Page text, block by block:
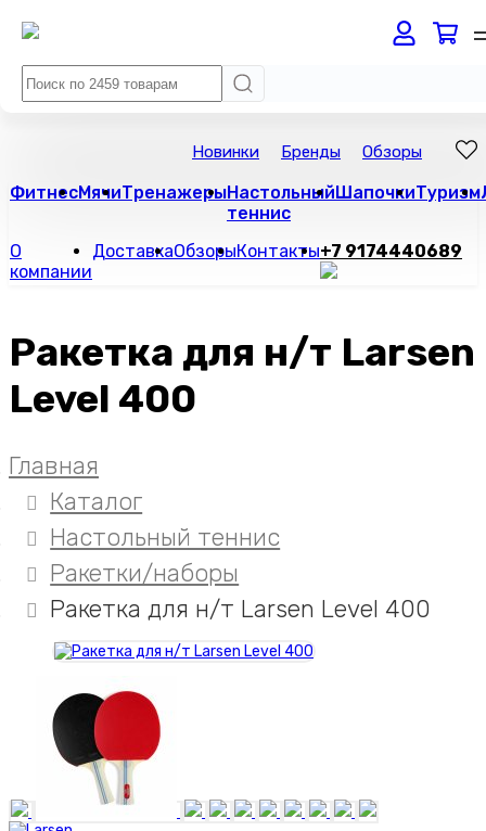
Новинки Бренды Обзоры
ФитнесМячиТренажерыНастольный
теннис
ШапочкиТуризм
О
компании
ДоставкаОбзорыКонтакты+7 9174440689
Ракетка для н/т Larsen
Level 400
Главная
Каталог
Настольный теннис
Ракетки/наборы
Ракетка для н/т Larsen Level 400